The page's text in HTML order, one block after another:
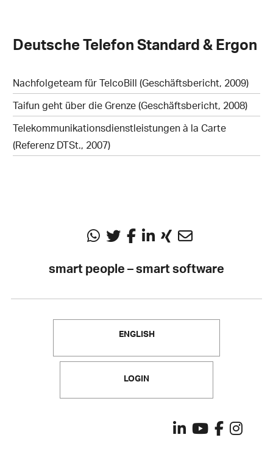
Deutsche Telefon Standard & Ergon
Nachfolgeteam für TelcoBill (Geschäftsbericht, 2009)
Taifun geht über die Grenze (Geschäftsbericht, 2008)
Telekommunikationsdienstleistungen à la Carte
(Referenz DTSt., 2007)
smart people – smart software
ENGLISH
LOGIN